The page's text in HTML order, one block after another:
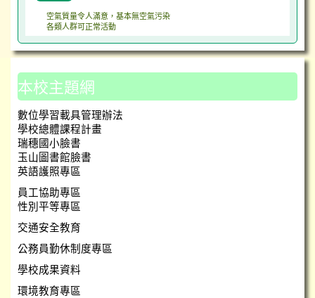
空氣質量令人滿意，基本無空氣污染
各類人群可正常活動
本校主題網
數位學習載具管理辦法
學校總體課程計畫
瑞穗國小臉書
玉山圖書館臉書
英語護照專區
員工協助專區
性別平等專區
交通安全教育
公務員勤休制度專區
學校成果資料
環境教育專區